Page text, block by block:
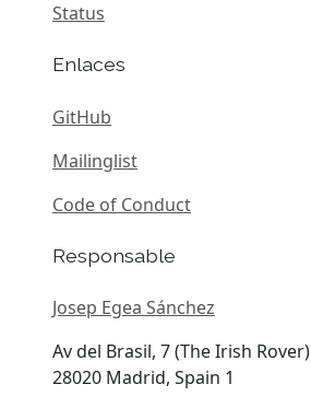
Status
Enlaces
GitHub
Mailinglist
Code of Conduct
Responsable
Josep Egea Sánchez
Av del Brasil, 7 (The Irish Rover)
28020 Madrid, Spain 1